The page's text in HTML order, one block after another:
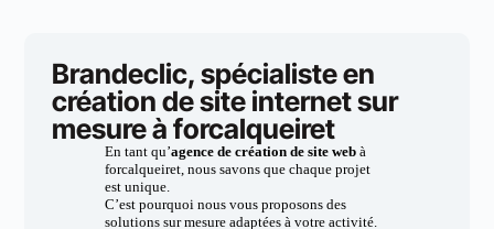
Brandeclic, spécialiste en
création de site internet sur
mesure à forcalqueiret
En tant qu’agence de création de site webà
forcalqueiret, nous savons que chaque projet
est unique.
C’est pourquoi nous vous proposons des
solutions sur mesure adaptées à votre activité.